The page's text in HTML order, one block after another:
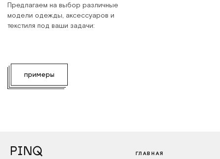
Предлагаем на выбор различные
модели одежды, аксессуаров и
текстиля под ваши задачи:
примеры
PINQ ГЛАВНАЯ